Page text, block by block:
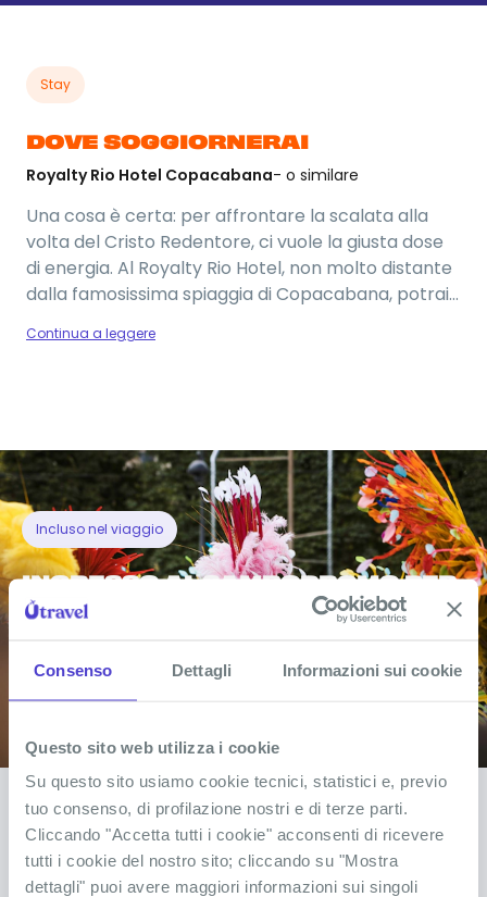
Consenso Dettagli Informazioni sui cookie
Questo sito web utilizza i cookie
Su questo sito usiamo cookie tecnici, statistici e, previo
tuo consenso, di profilazione nostri e di terze parti.
Cliccando "Accetta tutti i cookie" acconsenti di ricevere
tutti i cookie del nostro sito; cliccando su "Mostra
dettagli" puoi avere maggiori informazioni sui singoli
Stay
DOVE SOGGIORNERAI
Royalty Rio Hotel Copacabana- o similare
Una cosa è certa: per affrontare la scalata alla
volta del Cristo Redentore, ci vuole la giusta dose
di energia. Al Royalty Rio Hotel, non molto distante
dalla famosissima spiaggia di Copacabana, potrai
lo sappiamo che è una delle parti più belle di ogni
Continua a leggere
Incluso nel viaggio
INGRESSO AL SAMBODROMO PER
IL CARNEVALE DI RIO
DOMANDE FREQUENTI SU RIO DE
JANEIRO